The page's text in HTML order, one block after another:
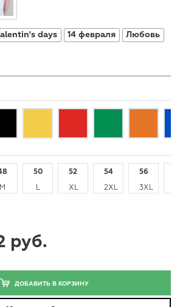
days 14 февраля Любовь
M
50
L
52
XL
54
2XL
56
3XL
руб.
ДОБАВИТЬ В КОРЗИНУ